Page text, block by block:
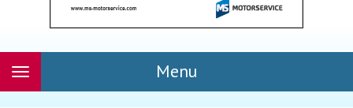
Menu
Rozwiń